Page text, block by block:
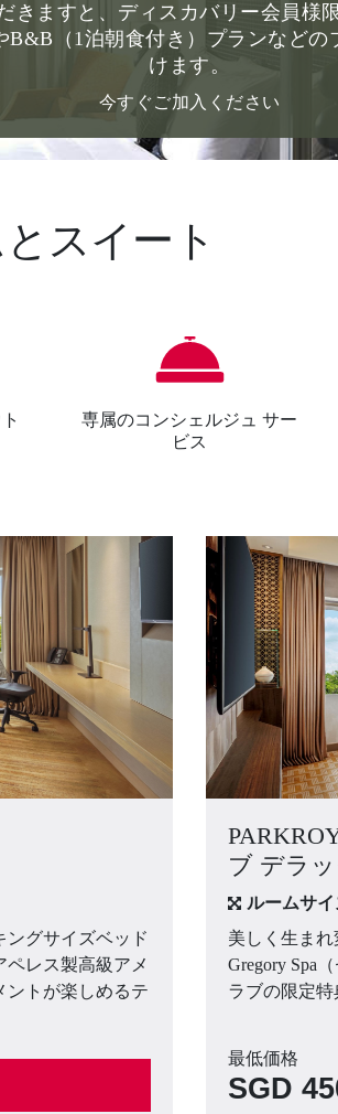
きますと、ディスカバリー会員様
B&B（1泊朝食付き）プランなど
けます。
今すぐご加入ください
スイート
専属のコンシェルジュ サー
ビス
ングサイズベッド
レス製高級アメ
ントが楽しめるテ
ブ デラ
ルームサイ
美しく生ま
Gregory Spa
ラブの限定特
最低価格
SGD